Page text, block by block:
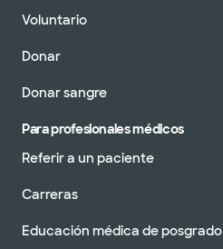
Voluntario
Donar
Donar sangre
Para profesionales médicos
Referir a un paciente
Carreras
Educación médica de posgrado